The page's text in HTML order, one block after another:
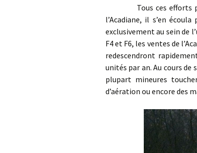
Tous ces efforts
l’Acadiane, il s’en
exclusivement au sein de
F4 et F6, les ventes de
redescendront
unités par an. Au cours de
plupart mineures
d’aération ou encore des